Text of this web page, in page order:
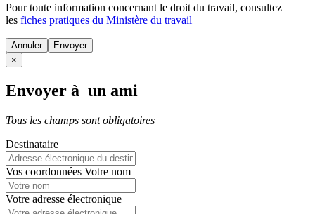
Pour toute information concernant le droit du travail, consultez
les fiches pratiques du Ministère du travail
Annuler
×
Envoyer à un ami
Tous les champs sont obligatoires
Destinataire
Vos coordonnées Votre nom
Votre adresse électronique